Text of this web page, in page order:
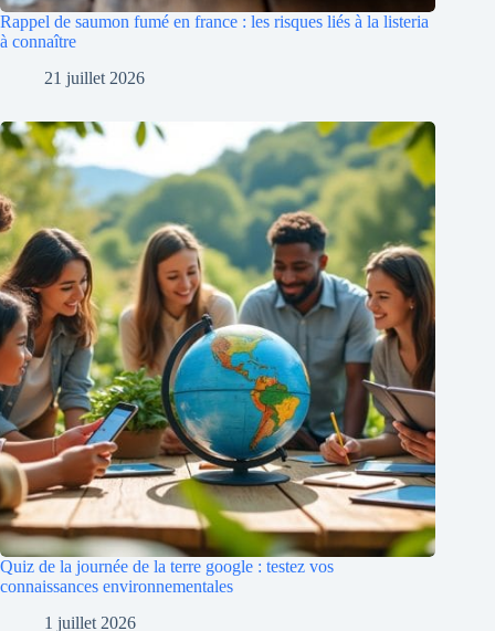
Rappel de saumon fumé en france : les risques liés à la listeria
à connaître
21 juillet 2026
Quiz de la journée de la terre google : testez vos
connaissances environnementales
1 juillet 2026